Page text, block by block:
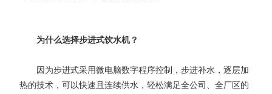
为什么选择步进式饮水机？
因为步进式采用微电脑数字程序控制，步进补水，逐层加
热的技术，可以快速且连续供水，轻松满足全公司、全厂区的